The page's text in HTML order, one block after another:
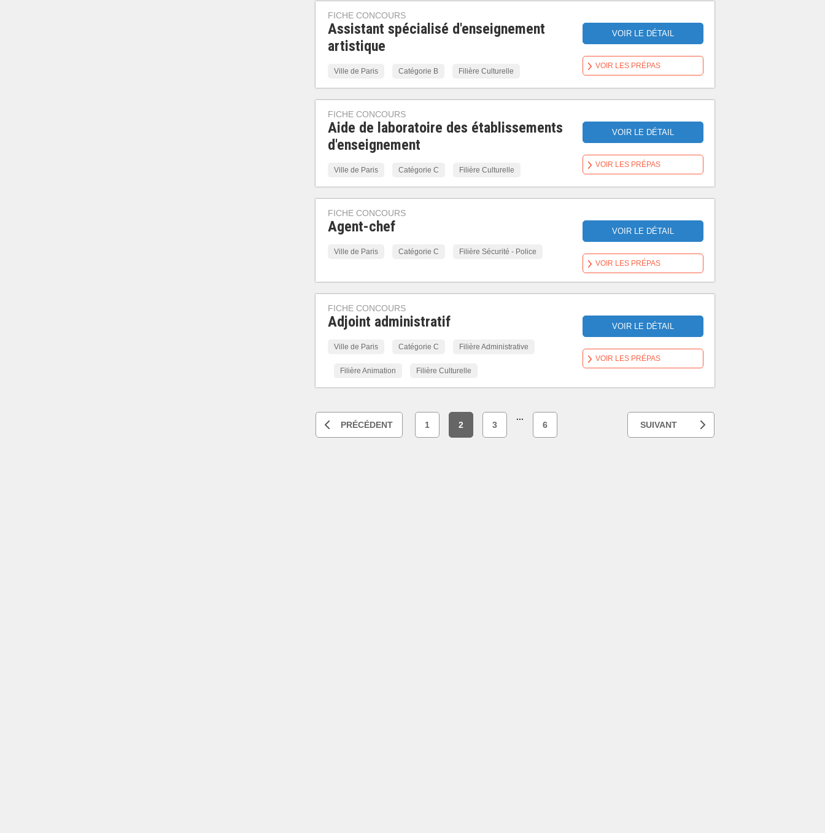
FICHE CONCOURS
Assistant spécialisé d'enseignement
artistique
Ville de Paris Catégorie B Filière Culturelle
VOIR LE DÉTAIL
VOIR LES PRÉPAS
FICHE CONCOURS
Aide de laboratoire des établissements
d'enseignement
Ville de Paris Catégorie C Filière Culturelle
VOIR LE DÉTAIL
VOIR LES PRÉPAS
FICHE CONCOURS
Agent-chef
Ville de Paris Catégorie C Filière Sécurité - Police
VOIR LE DÉTAIL
VOIR LES PRÉPAS
FICHE CONCOURS
Adjoint administratif
Ville de Paris Catégorie C Filière Administrative
Filière Animation Filière Culturelle
VOIR LE DÉTAIL
VOIR LES PRÉPAS
PRÉCÉDENT 1 2 3
...
6
SUIVANT